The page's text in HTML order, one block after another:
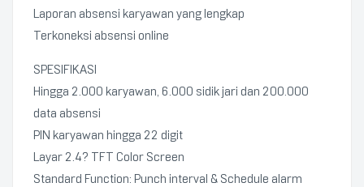
Laporan absensi karyawan yang lengkap
Terkoneksi absensi online
SPESIFIKASI
Hingga 2.000 karyawan, 6.000 sidik jari dan 200.000
data absensi
PIN karyawan hingga 22 digit
Layar 2.4? TFT Color Screen
Standard Function: Punch interval & Schedule alarm